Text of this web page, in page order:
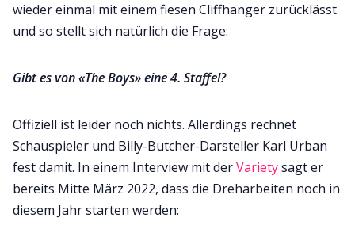
wieder einmal mit einem fiesen Cliffhanger zurücklässt
und so stellt sich natürlich die Frage:
Gibt es von «The Boys» eine 4. Staffel?
Offiziell ist leider noch nichts. Allerdings rechnet
Schauspieler und Billy-Butcher-Darsteller Karl Urban
fest damit. In einem Interview mit derVarietysagt er
bereits Mitte März 2022, dass die Dreharbeiten noch in
diesem Jahr starten werden: